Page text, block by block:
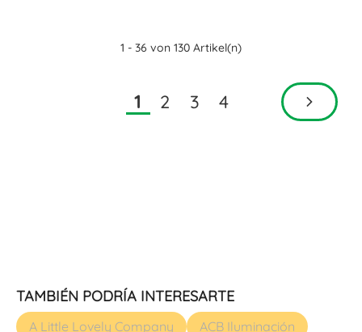
1 - 36 von 130 Artikel(n)
1 2 3 4
TAMBIÉN PODRÍA INTERESARTE
A Little Lovely Company
ACB Iluminación